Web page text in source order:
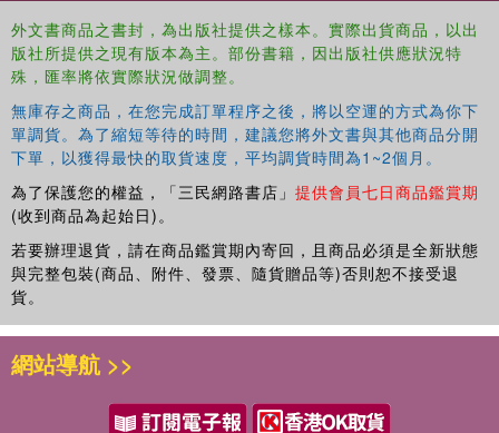
外文書商品之書封，為出版社提供之樣本。實際出貨商品，以出
版社所提供之現有版本為主。部份書籍，因出版社供應狀況特
殊，匯率將依實際狀況做調整。
無庫存之商品，在您完成訂單程序之後，將以空運的方式為你下
單調貨。為了縮短等待的時間，建議您將外文書與其他商品分開
下單，以獲得最快的取貨速度，平均調貨時間為1~2個月。
為了保護您的權益，「三民網路書店」 提供會員七日商品鑑賞期
(收到商品為起始日)。
若要辦理退貨，請在商品鑑賞期內寄回，且商品必須是全新狀態
與完整包裝(商品、附件、發票、隨貨贈品等)否則恕不接受退
貨。
網站導航 >>